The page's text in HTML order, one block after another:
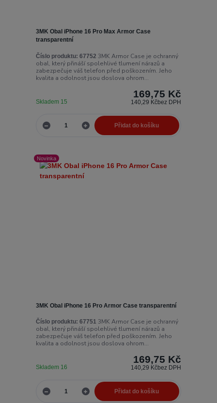
3MK Obal iPhone 16 Pro Max Armor Case
transparentní
Číslo produktu: 67752 3MK Armor Case je ochranný
obal, který přináší spolehlivé tlumení nárazů a
zabezpečuje váš telefon před poškozením. Jeho
kvalita a odolnost jsou doslova ohrom...
169,75 Kč
140,29 Kčbez DPH
Skladem 15
Přidat do košíku
Novinka
3MK Obal iPhone 16 Pro Armor Case transparentní
Číslo produktu: 677513MK Armor Case je ochranný
obal, který přináší spolehlivé tlumení nárazů a
zabezpečuje váš telefon před poškozením. Jeho
kvalita a odolnost jsou doslova ohrom...
169,75 Kč
140,29 Kčbez DPH
Skladem 16
Přidat do košíku